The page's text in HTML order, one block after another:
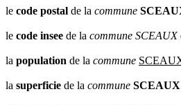
O
P Q R S T
U
V
W X Y Z
le code postal de la commune
le code insee de la commune SCEAUX
la population de la commune
la superficie de la commune SCEAUX